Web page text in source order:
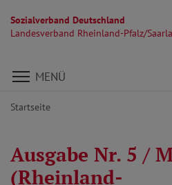
Sozialverband Deutschland
Landesverband Rheinland-Pfalz/
Direkt zu den Inhalten springen
MENÜ
Startseite
Ausgabe Nr. 5 /
(Rheinland-